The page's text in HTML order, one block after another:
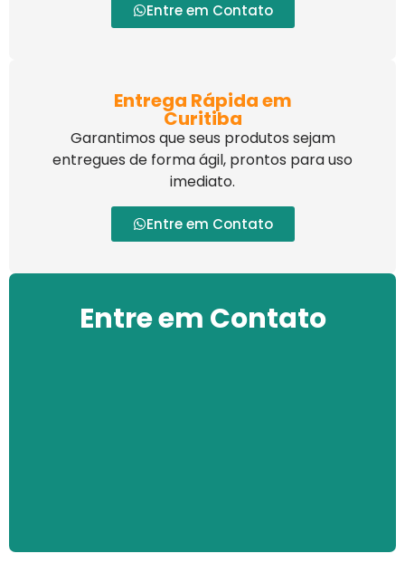
Entre em Contato
Entrega Rápida em
Curitiba
Garantimos que seus produtos sejam
entregues de forma ágil, prontos para uso
imediato.
Entre em Contato
Entre em Contato